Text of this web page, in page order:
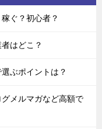
ぐ？初心者？
はどこ？
ぶポイントは？
メルマガなど高額で